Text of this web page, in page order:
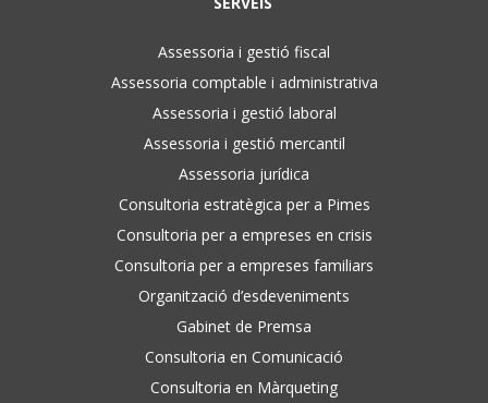
Assessoria i gestió fiscal
Assessoria comptable i administrativa
Assessoria i gestió laboral
Assessoria i gestió mercantil
Assessoria jurídica
Consultoria estratègica per a Pimes
Consultoria per a empreses en crisis
Consultoria per a empreses familiars
Organització d’esdeveniments
Gabinet de Premsa
Consultoria en Comunicació
Consultoria en Màrqueting